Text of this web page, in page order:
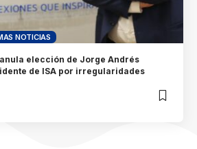
NOTICIAS
elección de Jorge Andrés
de ISA por irregularidades